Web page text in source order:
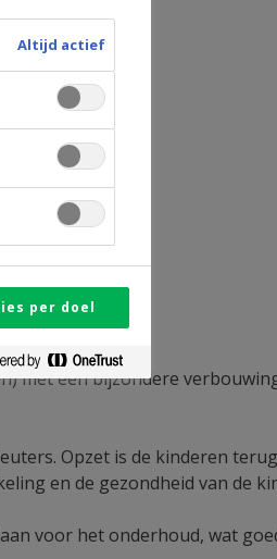
met een bijzondere
Opzet is de kinderen
en de gezondheid van de
voor het onderhoud, wat
Altijd actief
per doel